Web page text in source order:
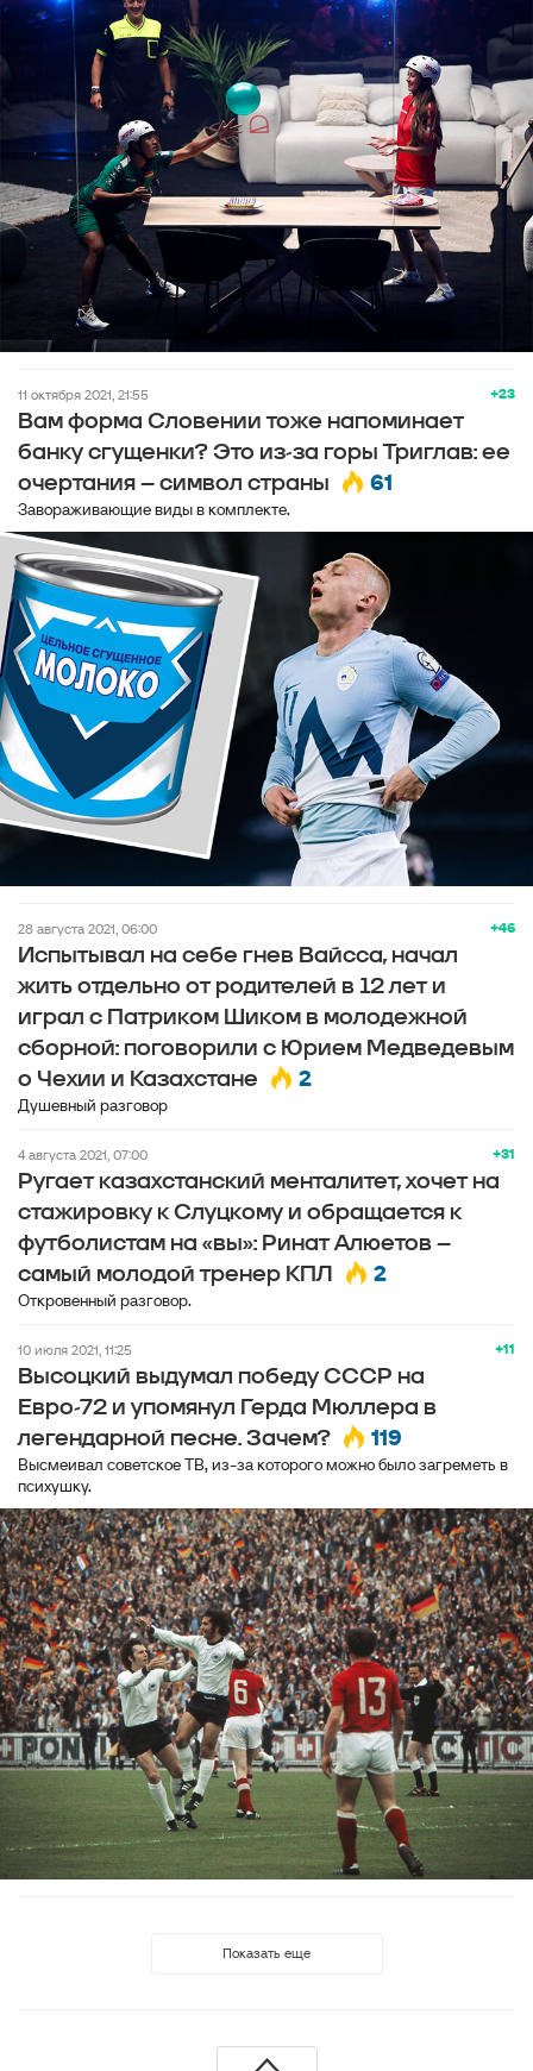
+23
11 октября 2021, 21:55
Вам форма Словении тоже напоминает
банку сгущенки? Это из-за горы Триглав: ее
очертания – символ страны
61
Завораживающие виды в комплекте.
+46
28 августа 2021, 06:00
Испытывал на себе гнев Вайсса, начал
жить отдельно от родителей в 12 лет и
играл с Патриком Шиком в молодежной
сборной: поговорили с Юрием Медведевым
о Чехии и Казахстане
2
Душевный разговор
+31
4 августа 2021, 07:00
Ругает казахстанский менталитет, хочет на
стажировку к Слуцкому и обращается к
футболистам на «вы»: Ринат Алюетов –
самый молодой тренер КПЛ
2
Откровенный разговор.
+11
10 июля 2021, 11:25
Высоцкий выдумал победу СССР на
Евро-72 и упомянул Герда Мюллера в
легендарной песне. Зачем?
119
Высмеивал советское ТВ, из-за которого можно было загреметь в
психушку.
Показать еще